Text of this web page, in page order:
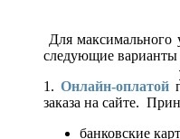
Для максимального
следующие варианты
1. Онлайн-оплатой
заказа на сайте.
банковские